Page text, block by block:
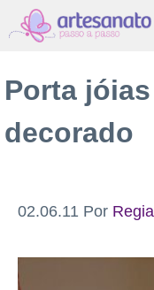
Pular
para
conteúdo
Porta
decorado
02.06.11 Por